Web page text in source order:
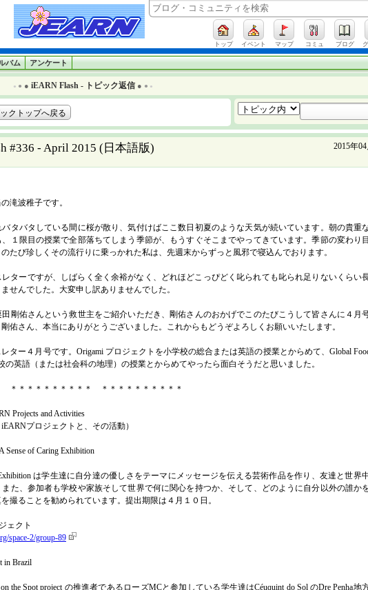
トップ イベント マップ コミュ ブログ
バム アンケート
● ● ● iEARN Flash - トピック返信 ● ● ●
ックトップへ戻る
#336 - April 2015 (日本語版) 2015年
滝波稚子です。
タバタしている間に桜が散り、気付けばここ数日初夏のような天気が続いています。朝の貴重
１限目の授業で全部落ちてしまう季節が、もうすぐそこまでやってきています。季節の変わり
たび珍しくその流行りに乗っかれた私は、先週末からずっと風邪で寝込んでおります。
ターですが、しばらく全く余裕がなく、どれほどこっぴどく叱られても叱られ足りないくらい
せんでした。大変申し訳ありませんでした。
田剛佑さんという救世主をご紹介いただき、剛佑さんのおかげでこのたびこうして皆さんに４月
佑さん、本当にありがとうございました。これからもどうぞよろしくお願いいたします。
ター４月号です。Origami プロジェクトを小学校の総合または英語の授業とからめて、Global
の英語（または社会科の地理）の授業とからめてやったら面白そうだと思いました。
＊＊＊＊＊＊＊＊＊＊ ＊＊＊＊＊＊＊＊＊＊
Projects and Activities
プロジェクトと、その活動）
of Caring Exhibition
は学生達に自分達の優しさをテーマにメッセージを伝える芸術作品を作り、友達と世界
た、参加者も学校や家族そして世界で何に関心を持つか、そして、どのように自分以外の誰か
撮ることを勧められています。提出期限は４月１０日。
ェクト
space-2/group-89
in Brazil
the Spot project の推進者であるローズMCと参加している学生達はCéuquint do Sol のDre Penha地